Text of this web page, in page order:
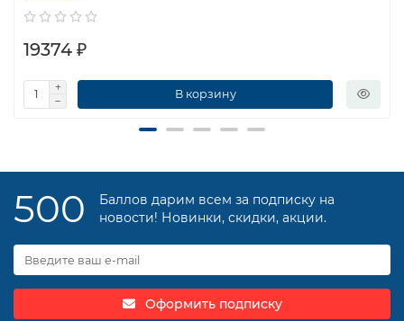
19374 ₽
В корзину
500
Баллов дарим всем за подписку на
новости! Новинки, скидки, акции.
Оформить подписку